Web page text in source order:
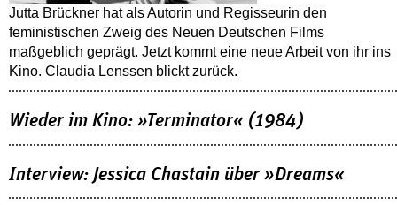
Jutta Brückner hat als Autorin und Regisseurin den
feministischen Zweig des Neuen Deutschen Films
maßgeblich geprägt. Jetzt kommt eine neue Arbeit von ihr ins
Kino. Claudia Lenssen blickt zurück.
Wieder im Kino: »Terminator« (1984)
Interview: Jessica Chastain über »Dreams«